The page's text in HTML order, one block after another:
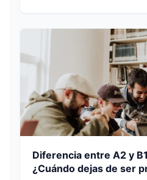
Diferencia entre A2 y
¿Cuándo dejas de ser